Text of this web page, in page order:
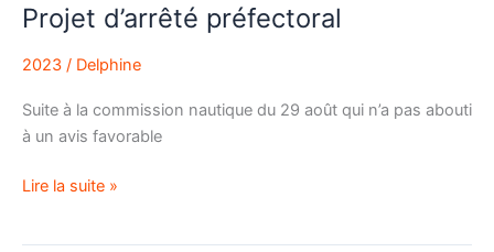
Projet d’arrêté préfectoral
2023 / Delphine
Suite à la commission nautique du 29 août qui n’a pas abouti
à un avis favorable
Lire la suite »